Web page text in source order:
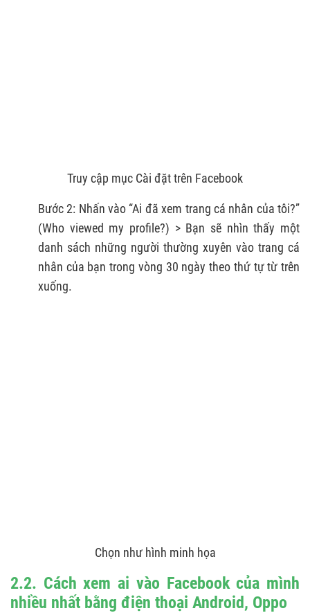
Truy cập mục Cài đặt trên Facebook
Bước 2: Nhấn vào “Ai đã xem trang cá nhân của tôi?”
(Who viewed my profile?) > Bạn sẽ nhìn thấy một
danh sách những người thường xuyên vào trang cá
nhân của bạn trong vòng 30 ngày theo thứ tự từ trên
xuống.
Chọn như hình minh họa
2.2. Cách xem ai vào Facebook của mình
nhiều nhất bằng điện thoại Android, Oppo